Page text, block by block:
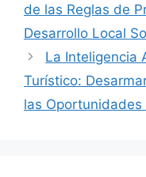
de las Reglas de
Desarrollo Local
La Inteligencia
Turístico:
las Oportunidades